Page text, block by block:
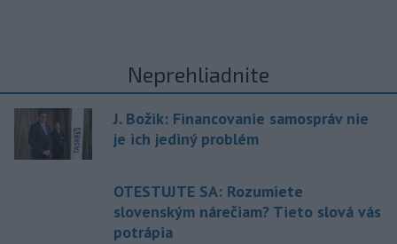
Neprehliadnite
J. Božik: Financovanie samospráv nie
je ich jediný problém
OTESTUJTE SA: Rozumiete
slovenským nárečiam? Tieto slová vás
potrápia